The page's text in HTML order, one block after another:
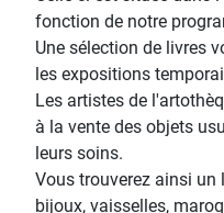
fonction de notre
Une sélection de livres
les expositions
Les artistes de
à la vente des objets
leurs soins.
Vous trouverez ainsi un
bijoux, vaisselles,